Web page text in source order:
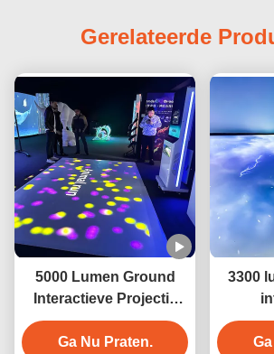
Gerelateerde
5000 Lumen Ground
Interactieve Projectie
Game Mobiele
vloerprojector Game
Ga Nu Praten.
3300